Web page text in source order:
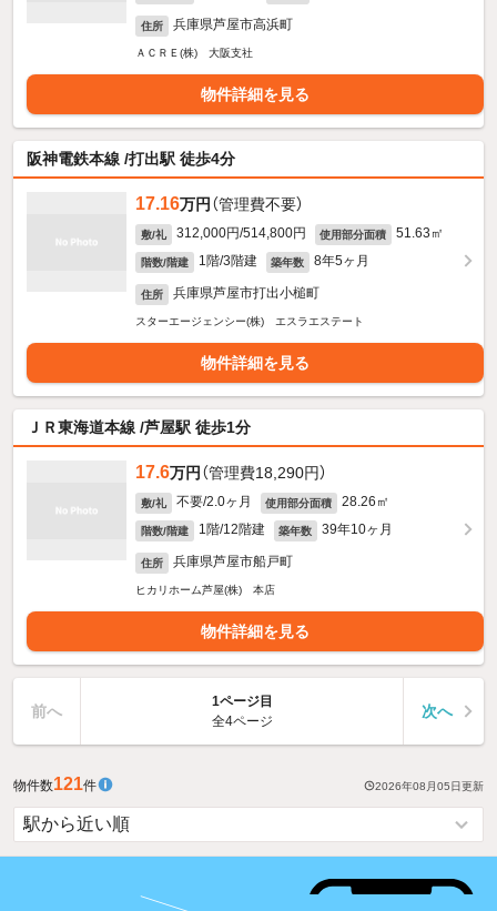
住所 兵庫県芦屋市高浜町
ＡＣＲＥ(株) 大阪支社
物件詳細を見る
阪神電鉄本線 /打出駅 徒歩4分
17.16万円 （管理費不要）
敷/礼 312,000円/514,800円 使用部分面積 51.63㎡
階数/階建 1階/3階建 築年数 8年5ヶ月
住所 兵庫県芦屋市打出小槌町
スターエージェンシー(株) エスラエステート
物件詳細を見る
ＪＲ東海道本線 /芦屋駅 徒歩1分
17.6万円 （管理費18,290円）
敷/礼 不要/2.0ヶ月 使用部分面積 28.26㎡
階数/階建 1階/12階建 築年数 39年10ヶ月
住所 兵庫県芦屋市船戸町
ヒカリホーム芦屋(株) 本店
物件詳細を見る
前へ
1ページ目
全4ページ
次へ
物件数121件 2026年08月05日更新